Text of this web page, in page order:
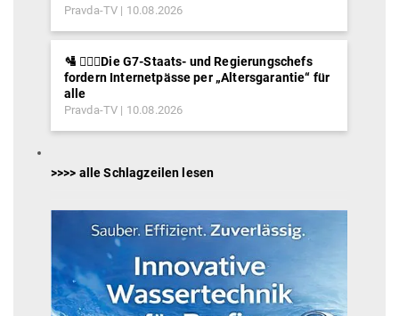
Pravda-TV 10.08.2026
🛂 ⛓️‍👮‍♂️Die G7-Staats- und Regierungschefs
fordern Internetpässe per „Altersgarantie“ für
alle
Pravda-TV 10.08.2026
>>>> alle Schlagzeilen lesen